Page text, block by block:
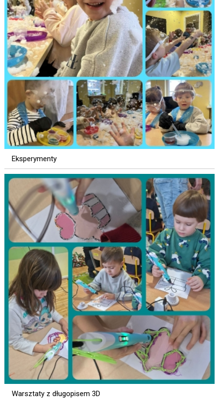
Eksperymenty
Warsztaty z długopisem 3D